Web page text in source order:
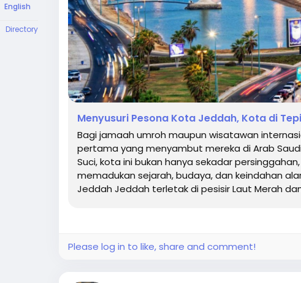
English
Directory
Menyusuri Pesona Kota Jeddah, Kota di
Bagi jamaah umroh maupun wisatawan
pertama yang menyambut mereka di Arab
Suci, kota ini bukan hanya sekadar
memadukan sejarah, budaya, dan keindahan
Jeddah Jeddah terletak di pesisir Laut Merah
Please log in to like, share and comment!